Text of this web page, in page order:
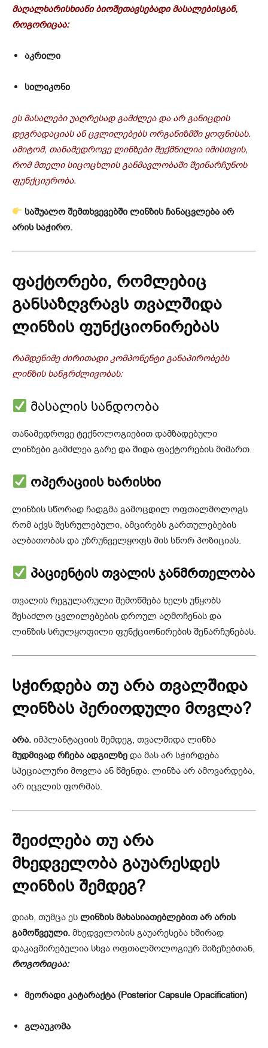
მაღალხარისხიანი ბიოშეთავსებადი მასალებისგან,
როგორიცაა:
აკრილი
სილიკონი
ეს მასალები უაღრესად გამძლეა და არ განიცდის
დეგრადაციას ან ცვლილებებს ორგანიზმში ყოფნისას.
ამიტომ, თანამედროვე ლინზები შექმნილია იმისთვის,
რომ მთელი სიცოცხლის განმავლობაში შეინარჩუნოს
ფუნქციურობა.
საშუალო შემთხვევებში ლინზის ჩანაცვლება არ
არის საჭირო.
ფაქტორები, რომლებიც
განსაზღვრავს თვალშიდა
ლინზის ფუნქციონირებას
რამდენიმე ძირითადი კომპონენტი განაპირობებს
ლინზის ხანგრძლივობას:
მასალის სანდოობა
თანამედროვე ტექნოლოგიებით დამზადებული
ლინზები გამძლეა გარე და შიდა ფაქტორების მიმართ.
ოპერაციის ხარისხი
ლინზის სწორად ჩადგმა გამოცდილ ოფთალმოლოგს
რომ აქვს შესრულებული, ამცირებს გართულებების
ალბათობას და უზრუნველყოფს მის სწორ პოზიციას.
პაციენტის თვალის ჯანმრთელობა
თვალის რეგულარული შემოწმება ხელს უწყობს
შესაძლო ცვლილებების დროულ აღმოჩენას და
ლინზის სრულყოფილი ფუნქციონირების შენარჩუნებას.
სჭირდება თუ არა თვალშიდა
ლინზას პერიოდული მოვლა?
არა. იმპლანტაციის შემდეგ, თვალშიდა ლინზა
მუდმივად რჩება ადგილზე და მას არ სჭირდება
სპეციალური მოვლა ან წმენდა. ლინზა არ ამოვარდება,
არ იცვლის ფორმას.
შეიძლება თუ არა
მხედველობა გაუარესდეს
ლინზის შემდეგ?
დიახ, თუმცა ეს ლინზის მახასიათებლებით არ არის
გამოწვეული. მხედველობის გაუარესება ხშირად
დაკავშირებულია სხვა ოფთალმოლოგიურ მიზეზებთან,
როგორიცაა:
მეორადი კატარაქტა (Posterior Capsule Opacification)
გლაუკომა